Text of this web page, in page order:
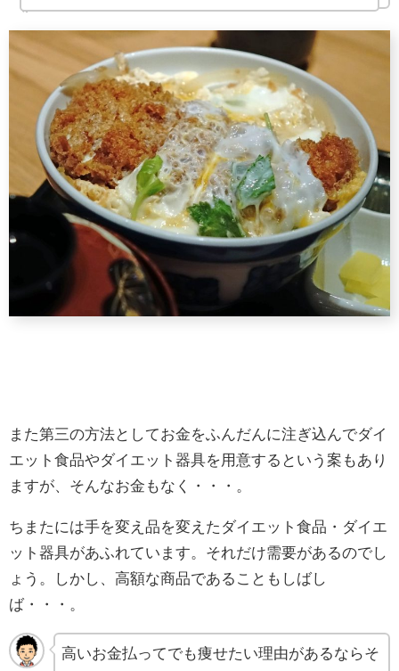
ぽ
また第三の方法としてお金をふんだんに注ぎ込んでダイ
エット食品やダイエット器具を用意するという案もあり
ますが、そんなお金もなく・・・。
ちまたには手を変え品を変えたダイエット食品・ダイエ
ット器具があふれています。それだけ需要があるのでし
ょう。しかし、高額な商品であることもしばし
ば・・・。
高いお金払ってでも痩せたい理由があるならそ